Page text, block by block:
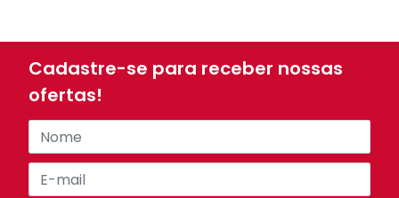
Cadastre-se para receber nossas
ofertas!